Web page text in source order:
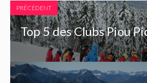
PRÉCÉDENT
Top 5 des Clubs Piou